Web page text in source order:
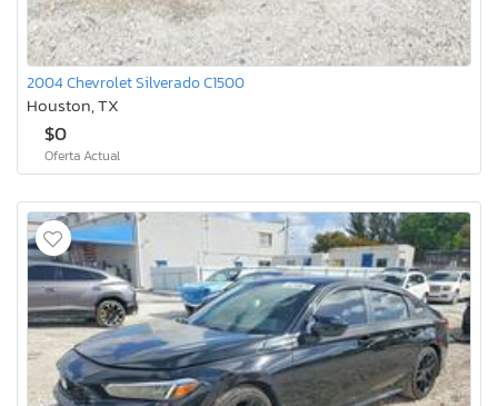
2004 Chevrolet Silverado C1500
Houston, TX
$0
Oferta Actual